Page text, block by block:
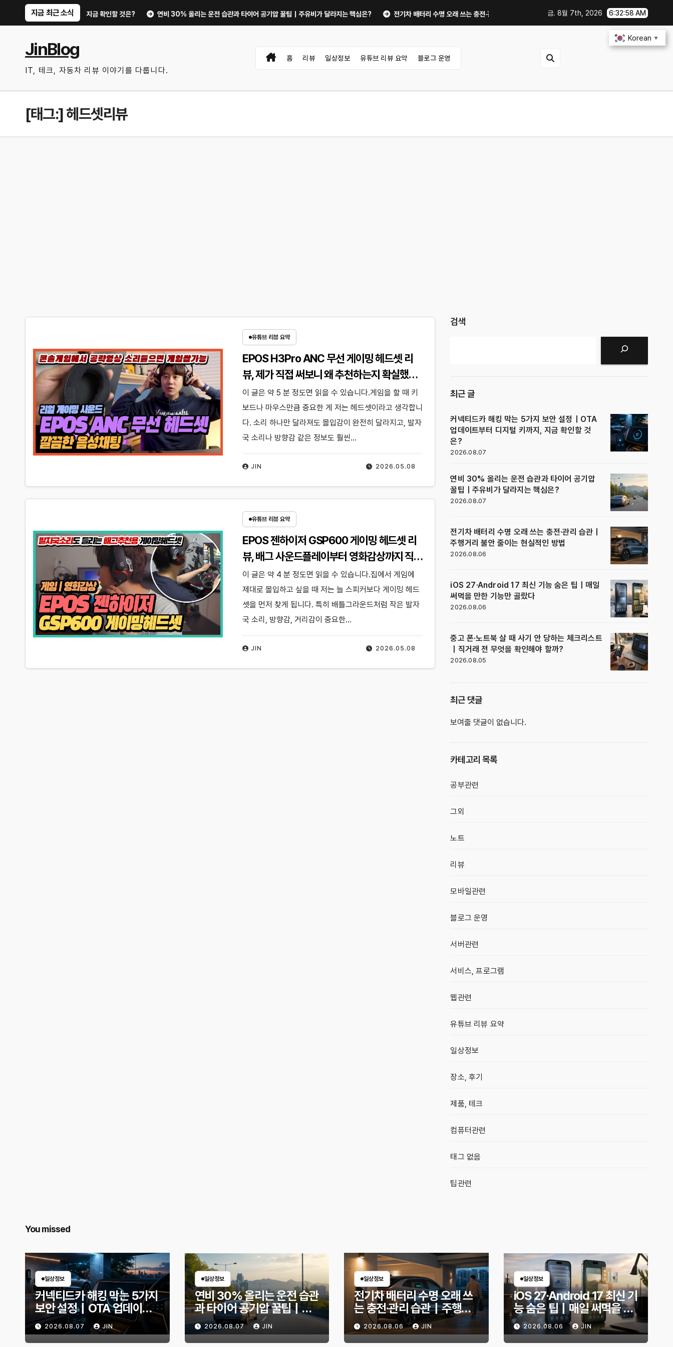
지금 최근 소식
터 디지털 키까지, 지금 확인할 것은? 연비 30% 올리는 운전 습관과 타이어 공기압 꿀팁｜주유비가 달라지는 핵심은? 전기차 배터리 수명 오래 쓰는 충전·관리 습관｜주행거리 불안 줄이는 현실적인 방법 iOS 27·Android 17
금. 8월 7th, 2026 6:32:58 AM
JinBlog
IT, 테크, 자동차 리뷰 이야기를 다룹니다.
홈 리뷰 일상정보 유튜브 리뷰 요약 블로그 운영
[태그:]헤드셋리뷰
유튜브 리뷰 요약
EPOS H3Pro ANC 무선 게이밍 헤드셋 리
뷰, 제가 직접 써보니 왜 추천하는지 확실했습
니다
2026.05.08
JIN
이 글은 약 5 분 정도면 읽을 수 있습니다.게임을 할 때 키
보드나 마우스만큼 중요한 게 저는 헤드셋이라고 생각합니
다. 소리 하나만 달라져도 몰입감이 완전히 달라지고, 발자
국 소리나 방향감 같은 정보도 훨씬…
유튜브 리뷰 요약
EPOS 젠하이저 GSP600 게이밍 헤드셋 리
뷰, 배그 사운드플레이부터 영화감상까지 직접
써본 후기
2026.05.08
JIN
이 글은 약 4 분 정도면 읽을 수 있습니다.집에서 게임에
제대로 몰입하고 싶을 때 저는 늘 스피커보다 게이밍 헤드
셋을 먼저 찾게 됩니다. 특히 배틀그라운드처럼 작은 발자
국 소리, 방향감, 거리감이 중요한…
검색
최근 글
커넥티드카 해킹 막는 5가지 보안 설정｜OTA
업데이트부터 디지털 키까지, 지금 확인할 것
은?
2026.08.07
연비 30% 올리는 운전 습관과 타이어 공기압
꿀팁｜주유비가 달라지는 핵심은?
2026.08.07
전기차 배터리 수명 오래 쓰는 충전·관리 습관｜
주행거리 불안 줄이는 현실적인 방법
2026.08.06
iOS 27·Android 17 최신 기능 숨은 팁｜매일
써먹을 만한 기능만 골랐다
2026.08.06
중고 폰·노트북 살 때 사기 안 당하는 체크리스트
｜직거래 전 무엇을 확인해야 할까?
2026.08.05
최근 댓글
보여줄 댓글이 없습니다.
카테고리 목록
공부관련
그외
노트
리뷰
모바일관련
블로그 운영
서버관련
서비스, 프로그램
웹관련
유튜브 리뷰 요약
일상정보
장소, 후기
제품, 테크
컴퓨터관련
태그 없음
팁관련
You missed
일상정보
커넥티드카 해킹 막는 5가지
보안 설정｜OTA 업데이트
부터 디지털 키까지, 지금 확
인할 것은?
2026.08.07 JIN
일상정보
연비 30% 올리는 운전 습관
과 타이어 공기압 꿀팁｜주
유비가 달라지는 핵심은?
2026.08.07 JIN
일상정보
전기차 배터리 수명 오래 쓰
는 충전·관리 습관｜주행거
리 불안 줄이는 현실적인 방
법2026.08.06 JIN
일상정보
iOS 27·Android 17 최신 기
능 숨은 팁｜매일 써먹을 만
한 기능만 골랐다
2026.08.06 JIN
Korean ▼